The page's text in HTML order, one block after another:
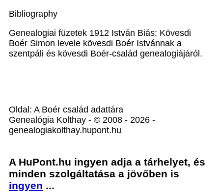
Bibliography
Genealogiai füzetek 1912 István Biás: Kövesdi
Boér Simon levele kövesdi Boér Istvánnak a
szentpáli és kövesdi Boér-család genealogiájáról.
Oldal: A Boér család adattára
Genealógia Kolthay - © 2008 - 2026 -
genealogiakolthay.hupont.hu
A HuPont.hu ingyen adja a tárhelyet, és
minden szolgáltatása a jövőben is
ingyen ...